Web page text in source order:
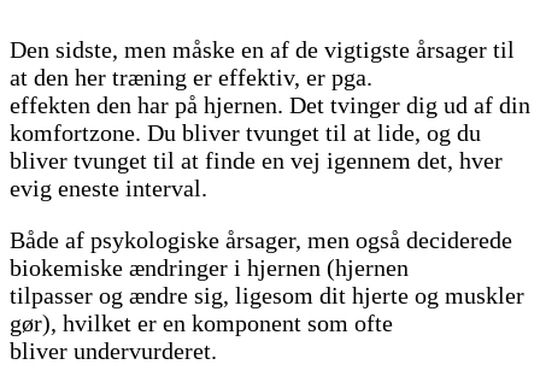
Den sidste, men måske en af de vigtigste årsager til
at den her træning er effektiv, er pga.
effekten den har på hjernen. Det tvinger dig ud af din
komfortzone. Du bliver tvunget til at lide, og du
bliver tvunget til at finde en vej igennem det, hver
evig eneste interval.
Både af psykologiske årsager, men også deciderede
biokemiske ændringer i hjernen (hjernen
tilpasser og ændre sig, ligesom dit hjerte og muskler
gør), hvilket er en komponent som ofte
bliver undervurderet.